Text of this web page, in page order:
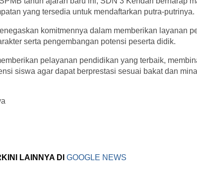
yang tersedia untuk mendaftarkan putra-putrinya.
komitmennya dalam memberikan layanan
serta pengembangan potensi peserta didik.
pelayanan pendidikan yang terbaik,
siswa agar dapat berprestasi sesuai bakat dan
LAINNYA DI GOOGLE NEWS